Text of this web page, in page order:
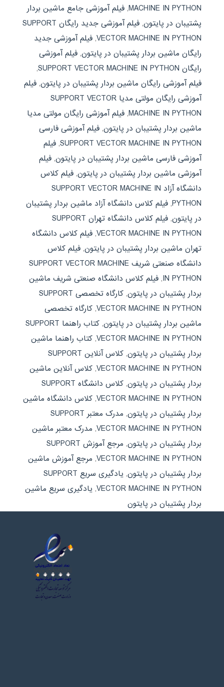
MACHINE IN PYTHON
, فیلم آموزشی جامع ماشین بردار
پشتیبان در پایتون,
فیلم آموزشی جدید رایگان SUPPORT
VECTOR MACHINE IN PYTHON
, فیلم آموزشی جدید
رایگان ماشین بردار پشتیبان در پایتون, فیلم آموزشی
رایگان SUPPORT VECTOR MACHINE IN PYTHON
,
فیلم آموزشی رایگان ماشین بردار پشتیبان در پایتون, فیلم
آموزشی رایگان مولتی مدیا SUPPORT VECTOR
MACHINE IN PYTHON
, فیلم آموزشی رایگان مولتی مدیا
ماشین بردار پشتیبان در پایتون, فیلم آموزشی فارسی
SUPPORT VECTOR MACHINE IN PYTHON
, فیلم
آموزشی فارسی ماشین بردار پشتیبان در پایتون, فیلم
آموزشی ماشین بردار پشتیبان در پایتون, فیلم کلاس
دانشگاه آزاد SUPPORT VECTOR MACHINE IN
PYTHON
, فیلم کلاس دانشگاه آزاد ماشین بردار پشتیبان
در پایتون,
فیلم کلاس دانشگاه تهران SUPPORT
VECTOR MACHINE IN PYTHON
, فیلم کلاس دانشگاه
تهران ماشین بردار پشتیبان در پایتون, فیلم کلاس
دانشگاه صنعتی شریف SUPPORT VECTOR MACHINE
IN PYTHON
, فیلم کلاس دانشگاه صنعتی شریف ماشین
بردار پشتیبان در پایتون,
کارگاه تخصصی SUPPORT
VECTOR MACHINE IN PYTHON
, کارگاه تخصصی
ماشین بردار پشتیبان در پایتون,
کتاب راهنما SUPPORT
VECTOR MACHINE IN PYTHON
, کتاب راهنما ماشین
بردار پشتیبان در پایتون,
کلاس آنلاین SUPPORT
VECTOR MACHINE IN PYTHON
, کلاس آنلاین ماشین
بردار پشتیبان در پایتون,
کلاس دانشگاه SUPPORT
VECTOR MACHINE IN PYTHON
, کلاس دانشگاه ماشین
بردار پشتیبان در پایتون,
مدرک معتبر SUPPORT
VECTOR MACHINE IN PYTHON
, مدرک معتبر ماشین
بردار پشتیبان در پایتون,
مرجع آموزش SUPPORT
VECTOR MACHINE IN PYTHON
, مرجع آموزش ماشین
بردار پشتیبان در پایتون,
یادگیری سریع SUPPORT
VECTOR MACHINE IN PYTHON
, یادگیری سریع ماشین
بردار پشتیبان در پایتون